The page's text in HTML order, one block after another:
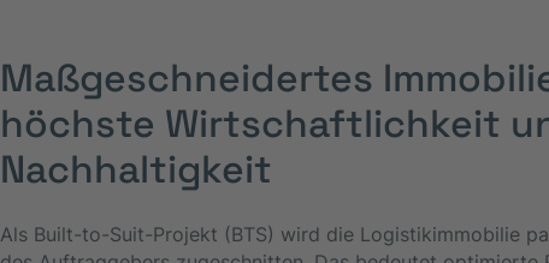
Maßgeschneidertes
höchste Wirtschaftlichkeit
Nachhaltigkeit
Als Built-to-Suit-Projekt (BTS) wird die Logistikimmobilie